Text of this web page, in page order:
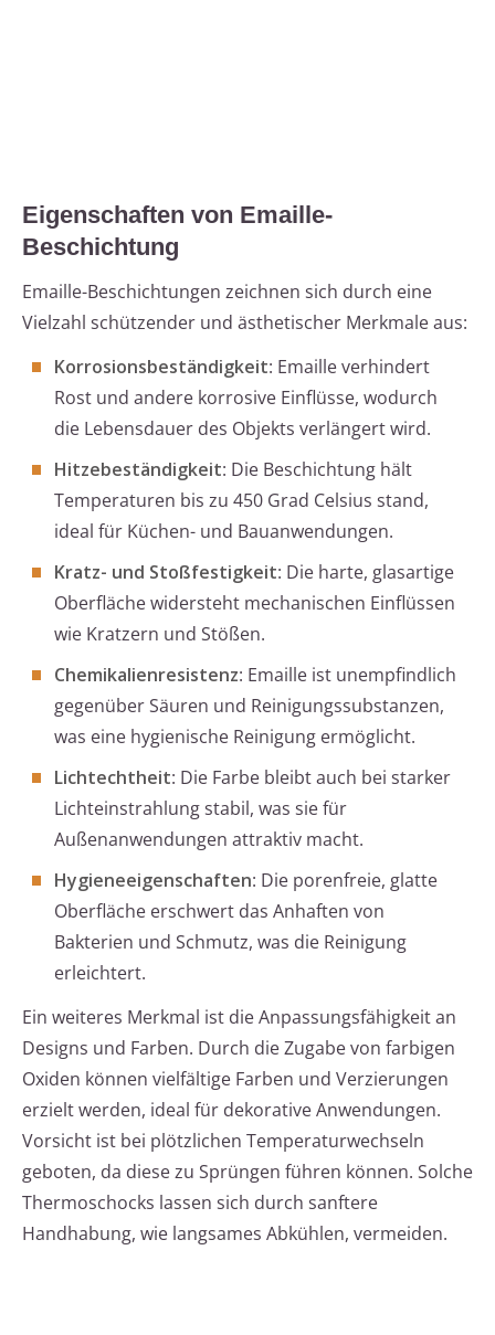
Eigenschaften von Emaille-
Beschichtung
Emaille-Beschichtungen zeichnen sich durch eine
Vielzahl schützender und ästhetischer Merkmale aus:
Korrosionsbeständigkeit: Emaille verhindert
Rost und andere korrosive Einflüsse, wodurch
die Lebensdauer des Objekts verlängert wird.
Hitzebeständigkeit: Die Beschichtung hält
Temperaturen bis zu 450 Grad Celsius stand,
ideal für Küchen- und Bauanwendungen.
Kratz- und Stoßfestigkeit: Die harte, glasartige
Oberfläche widersteht mechanischen Einflüssen
wie Kratzern und Stößen.
Chemikalienresistenz: Emaille ist unempfindlich
gegenüber Säuren und Reinigungssubstanzen,
was eine hygienische Reinigung ermöglicht.
Lichtechtheit: Die Farbe bleibt auch bei starker
Lichteinstrahlung stabil, was sie für
Außenanwendungen attraktiv macht.
Hygieneeigenschaften: Die porenfreie, glatte
Oberfläche erschwert das Anhaften von
Bakterien und Schmutz, was die Reinigung
erleichtert.
Ein weiteres Merkmal ist die Anpassungsfähigkeit an
Designs und Farben. Durch die Zugabe von farbigen
Oxiden können vielfältige Farben und Verzierungen
erzielt werden, ideal für dekorative Anwendungen.
Vorsicht ist bei plötzlichen Temperaturwechseln
geboten, da diese zu Sprüngen führen können. Solche
Thermoschocks lassen sich durch sanftere
Handhabung, wie langsames Abkühlen, vermeiden.